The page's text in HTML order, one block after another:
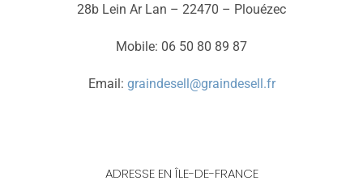
28b Lein Ar Lan – 22470 – Plouézec
Mobile: 06 50 80 89 87
Email: graindesell@graindesell.fr
ADRESSE EN ÎLE-DE-FRANCE